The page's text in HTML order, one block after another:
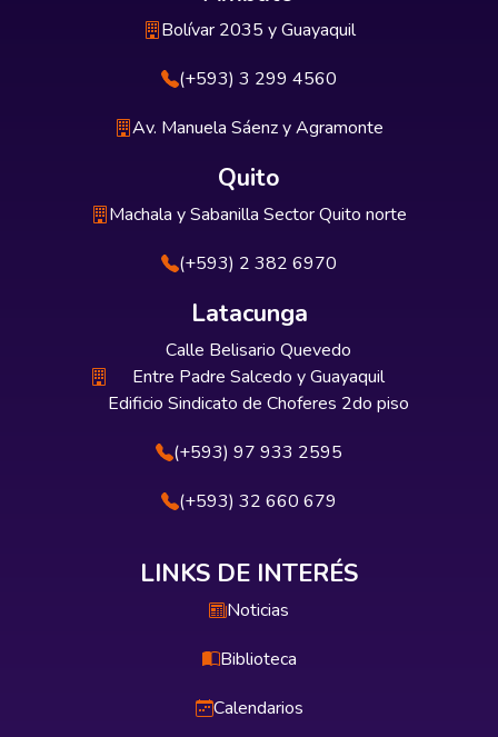
Bolívar 2035 y Guayaquil
(+593) 3 299 4560
Av. Manuela Sáenz y Agramonte
Quito
Machala y Sabanilla Sector Quito norte
(+593) 2 382 6970
Latacunga
Calle Belisario Quevedo
Entre Padre Salcedo y Guayaquil
Edificio Sindicato de Choferes 2do piso
(+593) 97 933 2595
(+593) 32 660 679
LINKS DE INTERÉS
Noticias
Biblioteca
Calendarios